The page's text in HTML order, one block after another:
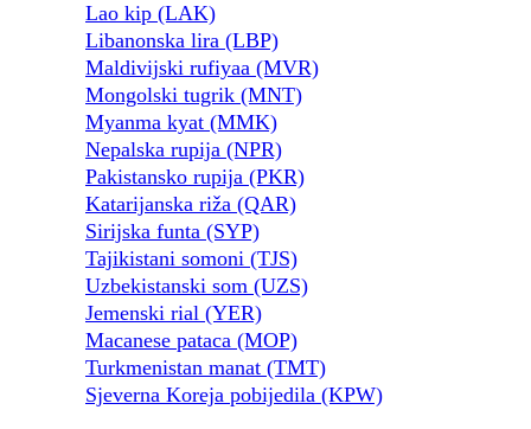
Lao kip (LAK)
Libanonska lira (LBP)
Maldivijski rufiyaa (MVR)
Mongolski tugrik (MNT)
Myanma kyat (MMK)
Nepalska rupija (NPR)
Pakistansko rupija (PKR)
Katarijanska riža (QAR)
Sirijska funta (SYP)
Tajikistani somoni (TJS)
Uzbekistanski som (UZS)
Jemenski rial (YER)
Macanese pataca (MOP)
Turkmenistan manat (TMT)
Sjeverna Koreja pobijedila (KPW)